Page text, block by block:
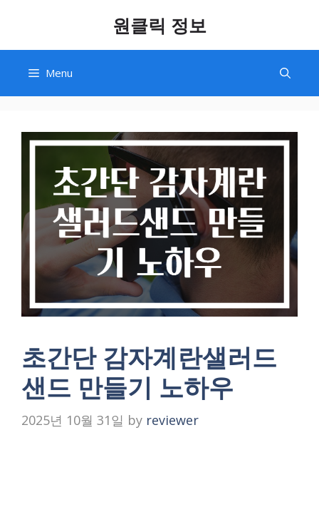
content
원클릭 정보
Menu
초간단 감자계란샐러드
샌드 만들기 노하우
2025년 10월 31일 by reviewer